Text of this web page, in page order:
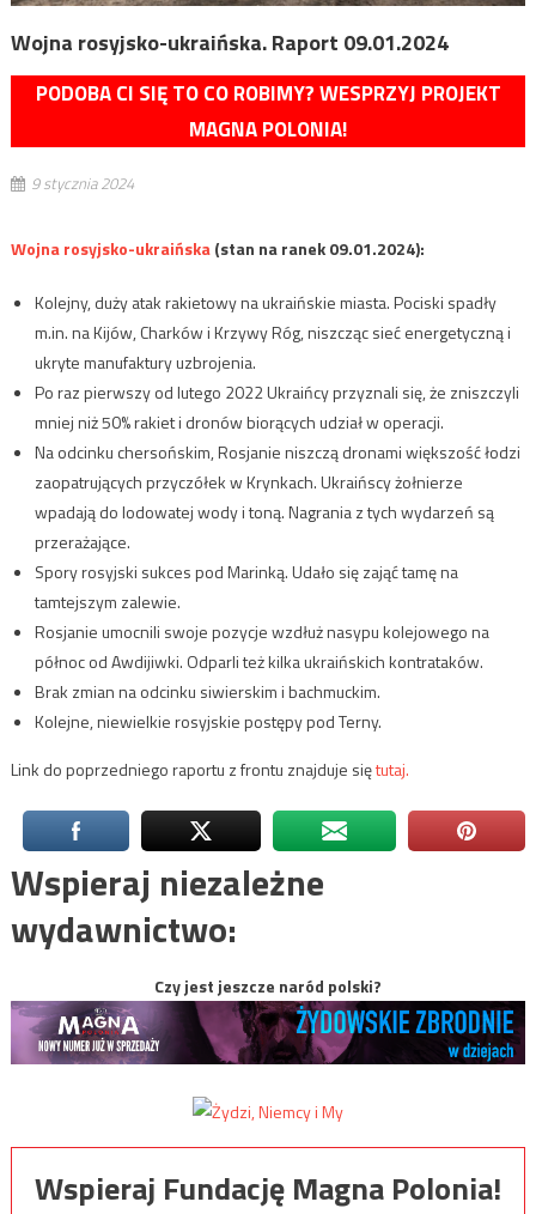
Wojna rosyjsko-ukraińska. Raport 09.01.2024
PODOBA CI SIĘ TO CO ROBIMY? WESPRZYJ PROJEKT
MAGNA POLONIA!
9 stycznia 2024
Wojna rosyjsko-ukraińska(stan na ranek 09.01.2024):
Kolejny, duży atak rakietowy na ukraińskie miasta. Pociski spadły
m.in. na Kijów, Charków i Krzywy Róg, niszcząc sieć energetyczną i
ukryte manufaktury uzbrojenia.
Po raz pierwszy od lutego 2022 Ukraińcy przyznali się, że zniszczyli
mniej niż 50% rakiet i dronów biorących udział w operacji.
Na odcinku chersońskim, Rosjanie niszczą dronami większość łodzi
zaopatrujących przyczółek w Krynkach. Ukraińscy żołnierze
wpadają do lodowatej wody i toną. Nagrania z tych wydarzeń są
przerażające.
Spory rosyjski sukces pod Marinką. Udało się zająć tamę na
tamtejszym zalewie.
Rosjanie umocnili swoje pozycje wzdłuż nasypu kolejowego na
północ od Awdijiwki. Odparli też kilka ukraińskich kontrataków.
Brak zmian na odcinku siwierskim i bachmuckim.
Kolejne, niewielkie rosyjskie postępy pod Terny.
Link do poprzedniego raportu z frontu znajduje siętutaj.
Wspieraj niezależne
wydawnictwo:
Czy jest jeszcze naród polski?
Wspieraj Fundację Magna Polonia!